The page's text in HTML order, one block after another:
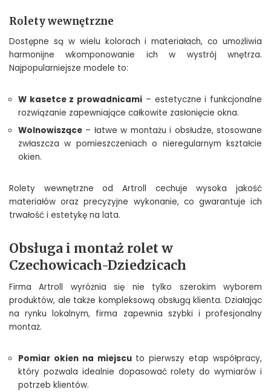
Rolety wewnętrzne
Dostępne są w wielu kolorach i materiałach, co umożliwia
harmonijne wkomponowanie ich w wystrój wnętrza.
Najpopularniejsze modele to:
W kasetce z prowadnicami – estetyczne i funkcjonalne
rozwiązanie zapewniające całkowite zasłonięcie okna.
Wolnowiszące – łatwe w montażu i obsłudze, stosowane
zwłaszcza w pomieszczeniach o nieregularnym kształcie
okien.
Rolety wewnętrzne od Artroll cechuje wysoka jakość
materiałów oraz precyzyjne wykonanie, co gwarantuje ich
trwałość i estetykę na lata.
Obsługa i montaż rolet w
Czechowicach-Dziedzicach
Firma Artroll wyróżnia się nie tylko szerokim wyborem
produktów, ale także kompleksową obsługą klienta. Działając
na rynku lokalnym, firma zapewnia szybki i profesjonalny
montaż.
Pomiar okien na miejscuto pierwszy etap współpracy,
który pozwala idealnie dopasować rolety do wymiarów i
potrzeb klientów.